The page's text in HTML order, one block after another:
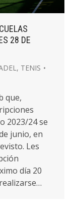
28 DE
, TENIS
que,
2023/24 se
junio, en
Les
día 20